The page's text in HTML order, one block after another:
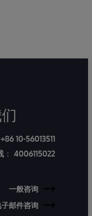
+86 10-56013511
： 4006115022
一般咨询
子邮件咨询